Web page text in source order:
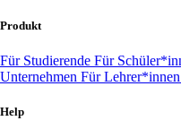
Produkt
Für Studierende Für
Unternehmen Für Lehrer*innen
Help